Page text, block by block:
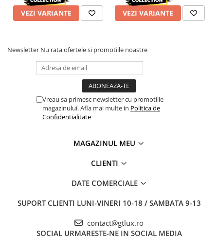
VEZI VARIANTE VEZI VARIANTE
Newsletter Nu rata ofertele si promotiile noastre
Vreau sa primesc newsletter cu promotiile
magazinului. Afla mai multe in Politica de
Confidentialitate
MAGAZINUL MEU
CLIENTI
DATE COMERCIALE
SUPORT CLIENTI LUNI-VINERI 10-18 / SAMBATA 9-13
contact@gtlux.ro
SOCIAL URMARESTE-NE IN SOCIAL MEDIA